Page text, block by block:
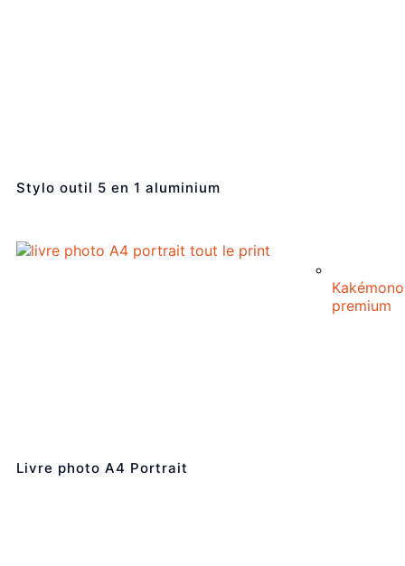
Kakémono
premium
Stylo outil 5 en 1 aluminium
Livre photo A4 Portrait